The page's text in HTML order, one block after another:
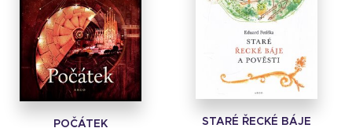
POČÁTEK
STARÉ ŘECKÉ BÁJE